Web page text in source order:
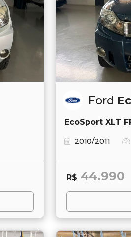
Ford
EcoSport XLT
2010/2011
R$ 44.990